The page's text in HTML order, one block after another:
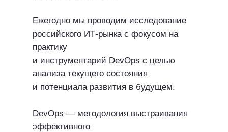
Ежегодно мы проводим исследование
российского ИТ-рынка с фокусом на
практику
и инструментарий DevOps с целью
анализа текущего состояния
и потенциала развития в будущем.
DevOps — методология выстраивания
эффективного